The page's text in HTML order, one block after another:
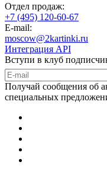
Отдел продаж:
+7 (495) 120-60-67
E-mail:
moscow@2kartinki.ru
Интеграция API
Вступи в клуб
Получай сообщения об
специальных